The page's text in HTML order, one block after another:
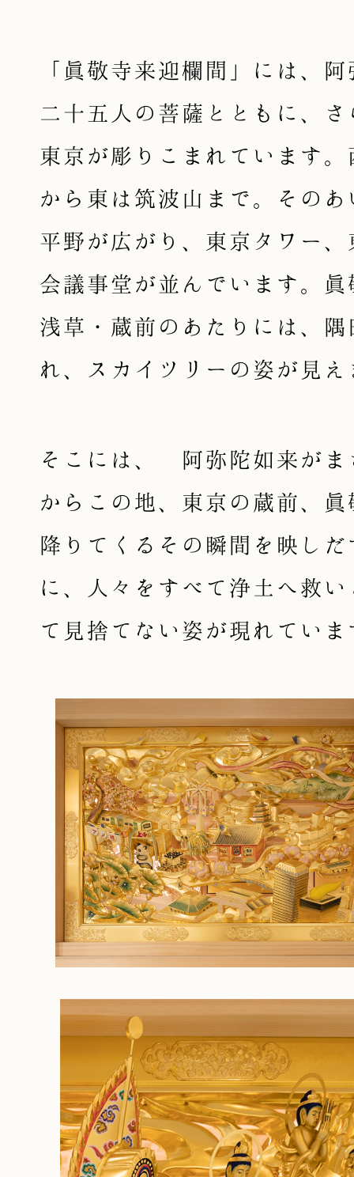
「眞敬寺来迎欄間」には、
二十五人の菩薩とともに、
東京が彫りこまれています
から東は筑波山まで。その
平野が広がり、東京タワー
会議事堂が並んでいます。
浅草・蔵前のあたりには、
れ、スカイツリーの姿が見え
そこには、 阿弥陀如来がま
からこの地、東京の蔵前、
降りてくるその瞬間を映し
に、人々をすべて浄土へ救
て見捨てない姿が現れていま